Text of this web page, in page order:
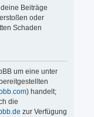
Beiträge
oder
Schaden
um eine unter
) handelt;
die
zur Verfügung